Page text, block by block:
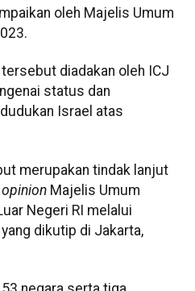
oleh Majelis Umum
diadakan oleh ICJ
status dan
Israel atas
merupakan tindak lanjut
Majelis Umum
Negeri RI melalui
dikutip di Jakarta,